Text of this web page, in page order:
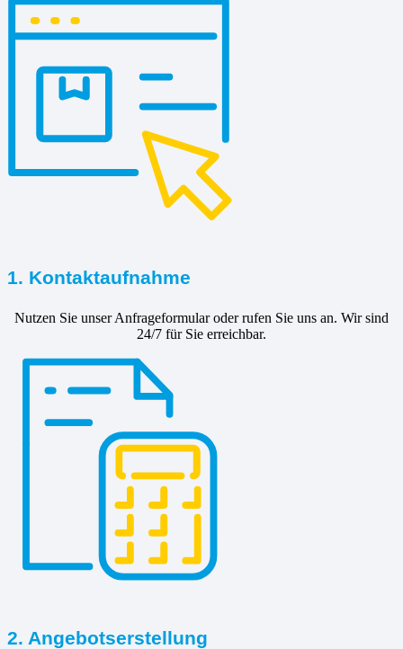
1. Kontaktaufnahme
Nutzen Sie unser Anfrageformular oder rufen Sie uns an. Wir sind
24/7 für Sie erreichbar.
2. Angebotserstellung